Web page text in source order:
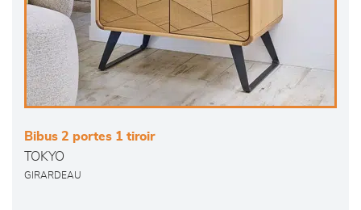
Bibus 2 portes 1 tiroir
TOKYO
GIRARDEAU